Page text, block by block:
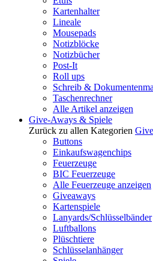
Kartenhalter
Lineale
Mousepads
Notizblöcke
Notizbücher
Post-It
Roll ups
Schreib &
Taschenrechner
Alle Artikel anzeigen
Give-Aways & Spiele
Zurück zu allen Kategorien
Buttons
Einkaufswagenchips
Feuerzeuge
BIC Feuerzeuge
Alle Feuerzeuge anzeigen
Giveaways
Kartenspiele
Lanyards/Schlüsselbänder
Luftballons
Plüschtiere
Schlüsselanhänger